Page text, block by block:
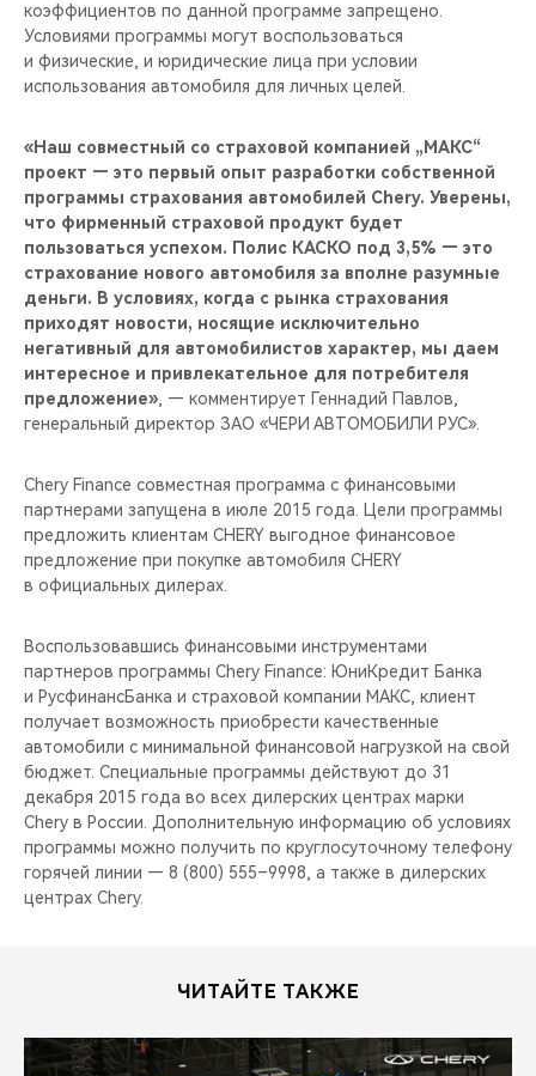
коэффициентов по данной программе запрещено.
Условиями программы могут воспользоваться
и физические, и юридические лица при условии
использования автомобиля для личных целей.
«Наш совместный со страховой компанией „МАКС“
проект — это первый опыт разработки собственной
программы страхования автомобилей Chery. Уверены,
что фирменный страховой продукт будет
пользоваться успехом. Полис КАСКО под 3,5% — это
страхование нового автомобиля за вполне разумные
деньги. В условиях, когда с рынка страхования
приходят новости, носящие исключительно
негативный для автомобилистов характер, мы даем
интересное и привлекательное для потребителя
предложение» , — комментирует Геннадий Павлов,
генеральный директор ЗАО «ЧЕРИ АВТОМОБИЛИ РУС».
Chery Finance совместная программа с финансовыми
партнерами запущена в июле 2015 года. Цели программы
предложить клиентам CHERY выгодное финансовое
предложение при покупке автомобиля CHERY
в официальных дилерах.
Воспользовавшись финансовыми инструментами
партнеров программы Chery Finance: ЮниКредит Банка
и РусфинансБанка и страховой компании МАКС, клиент
получает возможность приобрести качественные
автомобили с минимальной финансовой нагрузкой на свой
бюджет. Специальные программы действуют до 31
декабря 2015 года во всех дилерских центрах марки
Chery в России. Дополнительную информацию об условиях
программы можно получить по круглосуточному телефону
горячей линии — 8 (800) 555–9998, а также в дилерских
центрах Chery.
ЧИТАЙТЕ ТАКЖЕ